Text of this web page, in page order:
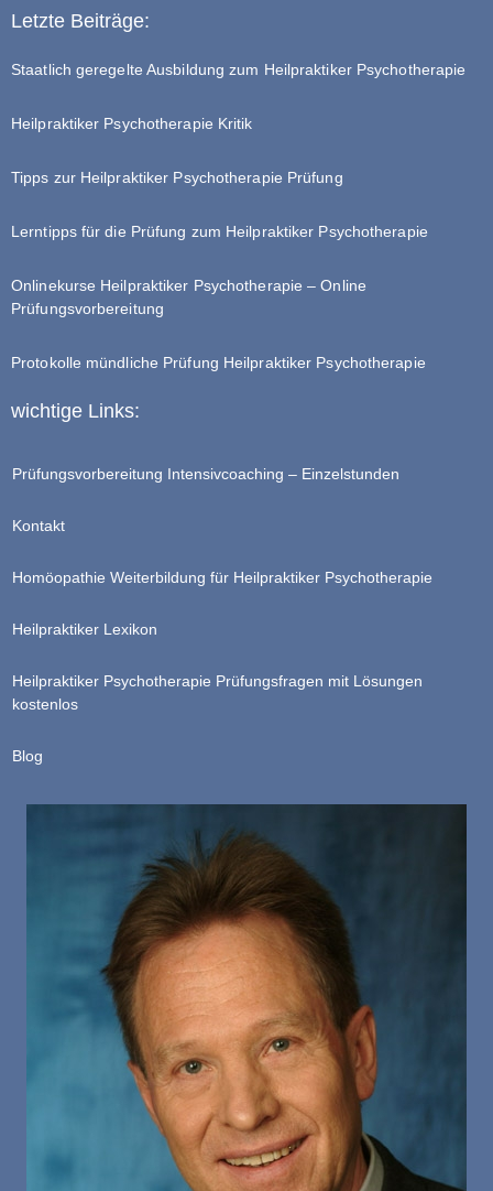
Letzte Beiträge:
Staatlich geregelte Ausbildung zum Heilpraktiker Psychotherapie
Heilpraktiker Psychotherapie Kritik
Tipps zur Heilpraktiker Psychotherapie Prüfung
Lerntipps für die Prüfung zum Heilpraktiker Psychotherapie
Onlinekurse Heilpraktiker Psychotherapie – Online
Prüfungsvorbereitung
Protokolle mündliche Prüfung Heilpraktiker Psychotherapie
wichtige Links:
Prüfungsvorbereitung Intensivcoaching – Einzelstunden
Kontakt
Homöopathie Weiterbildung für Heilpraktiker Psychotherapie
Heilpraktiker Lexikon
Heilpraktiker Psychotherapie Prüfungsfragen mit Lösungen
kostenlos
Blog